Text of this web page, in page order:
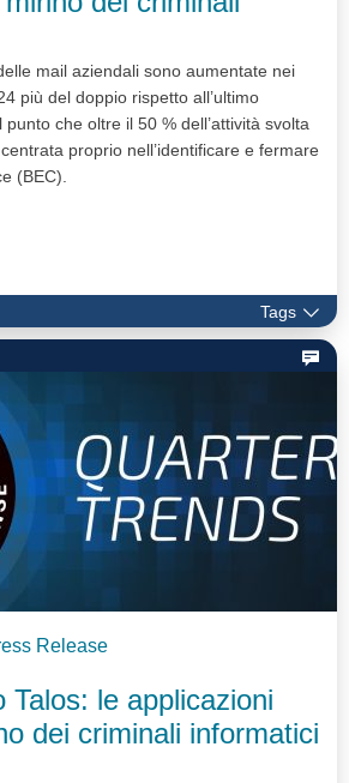
mail aziendali sono aumentate nei
più del doppio rispetto all’ultimo
che oltre il 50 % dell’attività svolta
proprio nell’identificare e fermare
(BEC).
Tags
Release
Talos: le applicazioni
dei criminali informatici